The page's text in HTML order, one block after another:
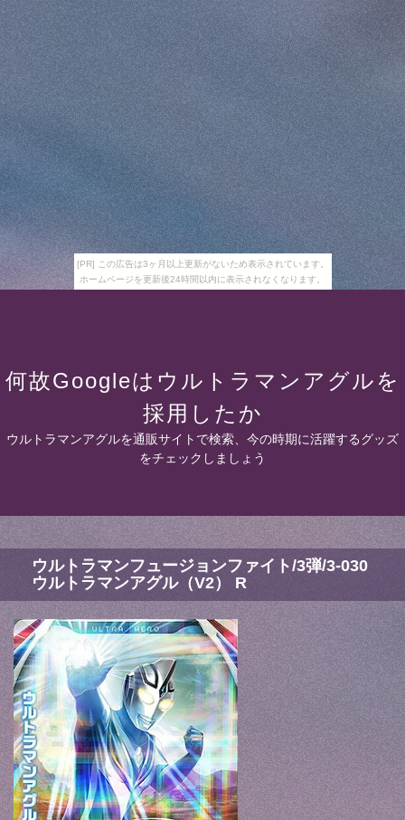
[PR] この広告は3ヶ月以上更新がないため表示されています。
ホームページを更新後24時間以内に表示されなくなります。
何故Googleはウルトラマンアグルを
採用したか
ウルトラマンアグルを通販サイトで検索、今の時期に活躍するグッズ
をチェックしましょう
ウルトラマンフュージョンファイト/3弾/3-030
ウルトラマンアグル（V2） R